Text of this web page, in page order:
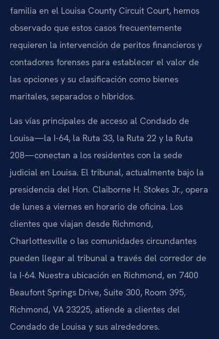
familia en el Louisa County Circuit Court, hemos
observado que estos casos frecuentemente
requieren la intervención de peritos financieros y
contadores forenses para establecer el valor de
las opciones y su clasificación como bienes
maritales, separados o híbridos.
Las vías principales de acceso al Condado de
Louisa—la I-64, la Ruta 33, la Ruta 22 y la Ruta
208—conectan a los residentes con la sede
judicial en Louisa. El tribunal, actualmente bajo la
presidencia del Hon. Claiborne H. Stokes Jr., opera
de lunes a viernes en horario de oficina. Los
clientes que viajan desde Richmond,
Charlottesville o las comunidades circundantes
pueden llegar al tribunal a través del corredor de
la I-64. Nuestra ubicación en Richmond, en 7400
Beaufont Springs Drive, Suite 300, Room 395,
Richmond, VA 23225, atiende a clientes del
Condado de Louisa y sus alrededores.